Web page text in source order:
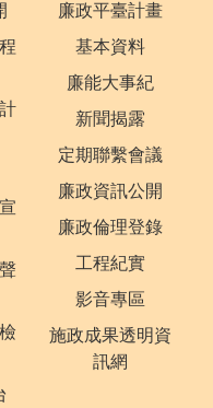
廉政平臺計畫
基本資料
廉能大事紀
新聞揭露
定期聯繫會議
廉政資訊公開
廉政倫理登錄
工程紀實
影音專區
施政成果透明資
訊網